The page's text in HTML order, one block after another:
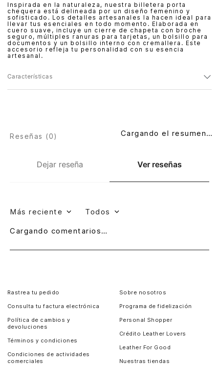
Inspirada en la naturaleza, nuestra billetera porta
chequera está delineada por un diseño femenino y
sofisticado. Los detalles artesanales la hacen ideal para
llevar tus esenciales en todo momento. Elaborada en
cuero suave, incluye un cierre de chapeta con broche
seguro, múltiples ranuras para tarjetas, un bolsillo para
documentos y un bolsillo interno con cremallera. Este
accesorio refleja tu personalidad con su esencia
artesanal.
Características
Dejar reseña Ver reseñas
Reseñas (0) Cargando el resumen…
Más reciente Todos
Cargando comentarios…
Rastrea tu pedido
Consulta tu factura electrónica
Política de cambios y
devoluciones
Términos y condiciones
Condiciones de actividades
comerciales
Sobre nosotros
Programa de fidelización
Personal Shopper
Crédito Leather Lovers
Leather For Good
Nuestras tiendas